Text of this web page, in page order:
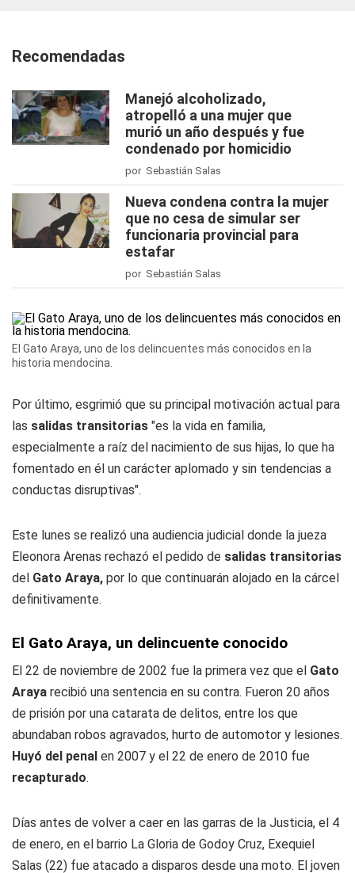
Recomendadas
Manejó alcoholizado,
atropelló a una mujer que
murió un año después y fue
condenado por homicidio
por Sebastián Salas
Nueva condena contra la mujer
que no cesa de simular ser
funcionaria provincial para
estafar
por Sebastián Salas
El Gato Araya, uno de los delincuentes más conocidos en la
historia mendocina.
Por último, esgrimió que su principal motivación actual para
las salidas transitorias "es la vida en familia,
especialmente a raíz del nacimiento de sus hijas, lo que ha
fomentado en él un carácter aplomado y sin tendencias a
conductas disruptivas".
Este lunes se realizó una audiencia judicial donde la jueza
Eleonora Arenas rechazó el pedido de salidas transitorias
del Gato Araya, por lo que continuarán alojado en la cárcel
definitivamente.
El Gato Araya, un delincuente conocido
El 22 de noviembre de 2002 fue la primera vez que el Gato
Araya recibió una sentencia en su contra. Fueron 20 años
de prisión por una catarata de delitos, entre los que
abundaban robos agravados, hurto de automotor y lesiones.
Huyó del penal en 2007 y el 22 de enero de 2010 fue
recapturado.
Días antes de volver a caer en las garras de la Justicia, el 4
de enero, en el barrio La Gloria de Godoy Cruz, Exequiel
Salas (22) fue atacado a disparos desde una moto. El joven